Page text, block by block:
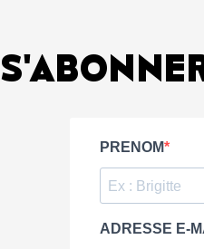
PRENOM
ADRESSE E-